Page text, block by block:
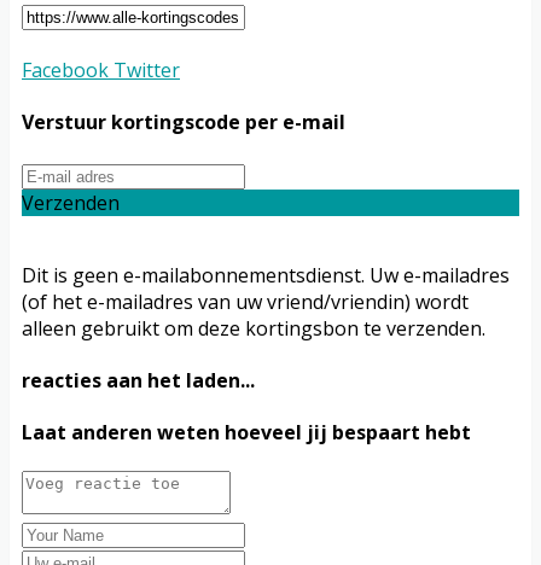
Facebook Twitter
Verstuur kortingscode per e-mail
Verzenden
Dit is geen e-mailabonnementsdienst. Uw e-mailadres
(of het e-mailadres van uw vriend/vriendin) wordt
alleen gebruikt om deze kortingsbon te verzenden.
reacties aan het laden...
Laat anderen weten hoeveel jij bespaart hebt